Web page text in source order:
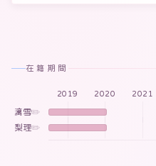
在籍期間
2019 2020 2021
漓雪✏️
梨理✏️